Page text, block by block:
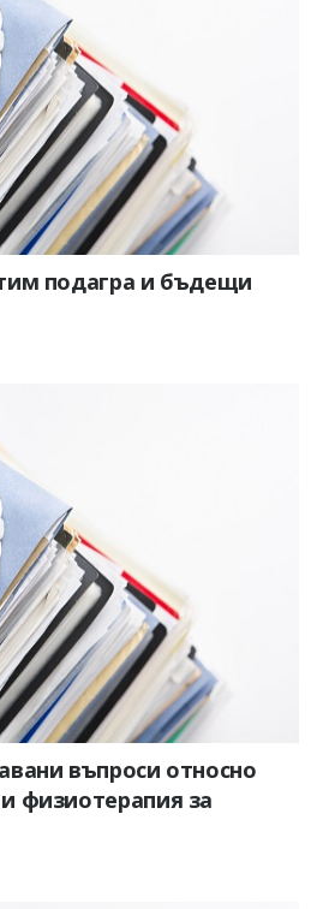
подагра и бъдещи
въпроси относно
физиотерапия за